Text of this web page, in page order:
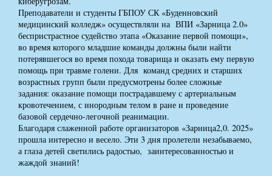
Преподаватели и студенты ГБПОУ СК «Буденновский
медицинский колледж» осуществляли на ВПИ «Зарница 2.0»
беспристрастное судейство этапа «Оказание первой помощи»,
во время которого младшие команды должны были найти
потерявшегося во время похода товарища и оказать ему первую
помощь при травме голени. Для команд средних и старших
возрастных групп были предусмотрены более сложные
задания: оказание помощи пострадавшему с артериальным
кровотечением, с инородным телом в ране и проведение
базовой сердечно-легочной реанимации.
Благодаря слаженной работе организаторов «Зарница2,0. 2025»
прошла интересно и весело. Эти 3 дня пролетели незабываемо,
а глаза детей светились радостью, заинтересованностью и
жаждой знаний!